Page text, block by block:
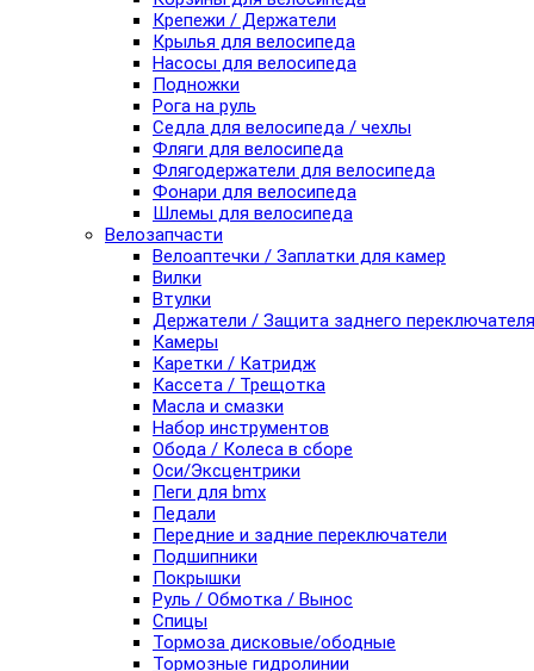
Крепежи / Держатели
Крылья для велосипеда
Насосы для велосипеда
Подножки
Рога на руль
Седла для велосипеда / чехлы
Фляги для велосипеда
Флягодержатели для велосипеда
Фонари для велосипеда
Шлемы для велосипеда
Велозапчасти
Велоаптечки / Заплатки для камер
Вилки
Втулки
Держатели / Защита заднего переключателя
Камеры
Каретки / Катридж
Кассета / Трещотка
Масла и смазки
Набор инструментов
Обода / Колеса в сборе
Оси/Эксцентрики
Пеги для bmx
Педали
Передние и задние переключатели
Подшипники
Покрышки
Руль / Обмотка / Вынос
Спицы
Тормоза дисковые/ободные
Тормозные гидролинии